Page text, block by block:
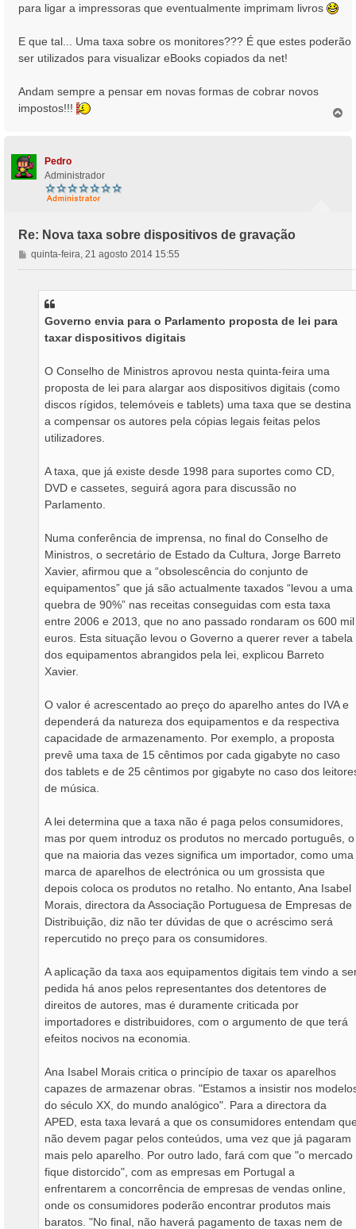
para ligar a impressoras que eventualmente imprimam livros
E que tal... Uma taxa sobre os monitores??? É que estes poderão
ser utilizados para visualizar eBooks copiados da net!
Andam sempre a pensar em novas formas de cobrar novos
impostos!!!
Pedro
Administrador
Re: Nova taxa sobre dispositivos de gravação
M
e
quinta-feira, 21 agosto 2014 15:55
Governo envia para o Parlamento proposta de lei para
taxar dispositivos digitais
O Conselho de Ministros aprovou nesta quinta-feira uma
proposta de lei para alargar aos dispositivos digitais (como
discos rígidos, telemóveis e tablets) uma taxa que se destina
a compensar os autores pela cópias legais feitas pelos
utilizadores.
A taxa, que já existe desde 1998 para suportes como CD,
DVD e cassetes, seguirá agora para discussão no
Parlamento.
Numa conferência de imprensa, no final do Conselho de
Ministros, o secretário de Estado da Cultura, Jorge Barreto
Xavier, afirmou que a “obsolescência do conjunto de
equipamentos” que já são actualmente taxados “levou a uma
quebra de 90%” nas receitas conseguidas com esta taxa
entre 2006 e 2013, que no ano passado rondaram os 600 mil
euros. Esta situação levou o Governo a querer rever a tabela
dos equipamentos abrangidos pela lei, explicou Barreto
Xavier.
O valor é acrescentado ao preço do aparelho antes do IVA e
dependerá da natureza dos equipamentos e da respectiva
capacidade de armazenamento. Por exemplo, a proposta
prevê uma taxa de 15 cêntimos por cada gigabyte no caso
dos tablets e de 25 cêntimos por gigabyte no caso dos
de música.
A lei determina que a taxa não é paga pelos consumidores,
mas por quem introduz os produtos no mercado português, o
que na maioria das vezes significa um importador, como uma
marca de aparelhos de electrónica ou um grossista que
depois coloca os produtos no retalho. No entanto, Ana Isabel
Morais, directora da Associação Portuguesa de Empresas de
Distribuição, diz não ter dúvidas de que o acréscimo será
repercutido no preço para os consumidores.
A aplicação da taxa aos equipamentos digitais tem vindo a
pedida há anos pelos representantes dos detentores de
direitos de autores, mas é duramente criticada por
importadores e distribuidores, com o argumento de que terá
efeitos nocivos na economia.
Ana Isabel Morais critica o princípio de taxar os aparelhos
capazes de armazenar obras. "Estamos a insistir nos
do século XX, do mundo analógico". Para a directora da
APED, esta taxa levará a que os consumidores entendam
não devem pagar pelos conteúdos, uma vez que já pagaram
mais pelo aparelho. Por outro lado, fará com que "o mercado
fique distorcido", com as empresas em Portugal a
enfrentarem a concorrência de empresas de vendas online,
onde os consumidores poderão encontrar produtos mais
baratos. "No final, não haverá pagamento de taxas nem de